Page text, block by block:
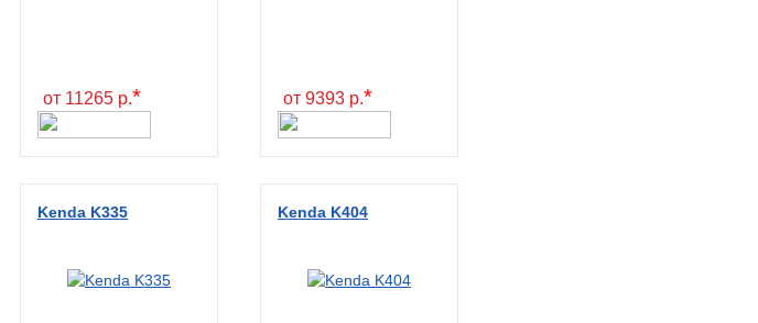
от 11265 р.* от 9393 р.*
Kenda K335 Kenda K404